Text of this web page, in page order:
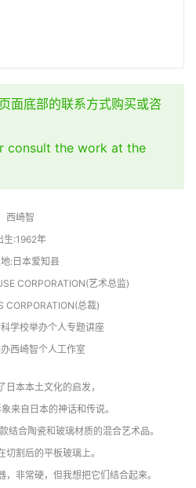
面底部的联系方式购买或咨
consult the work at the
西崎智
生:1962年
:日本爱知县
CORPORATION(艺术总监)
CORPORATION(总裁)
学校举办个人专题讲座
西崎智个人工作室
日本本土文化的启发，
来自日本的神话和传说。
结合陶瓷和玻璃材质的混合艺术品。
切割后的平板玻璃上。
非常硬，但我想把它们结合起来。